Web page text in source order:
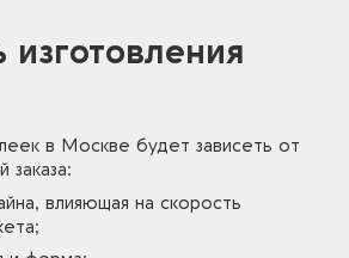
изготовления
в Москве будет зависеть от
заказа:
влияющая на скорость